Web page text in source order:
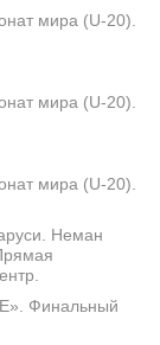
мира (U-20).
мира (U-20).
мира (U-20).
Неман
Финальный